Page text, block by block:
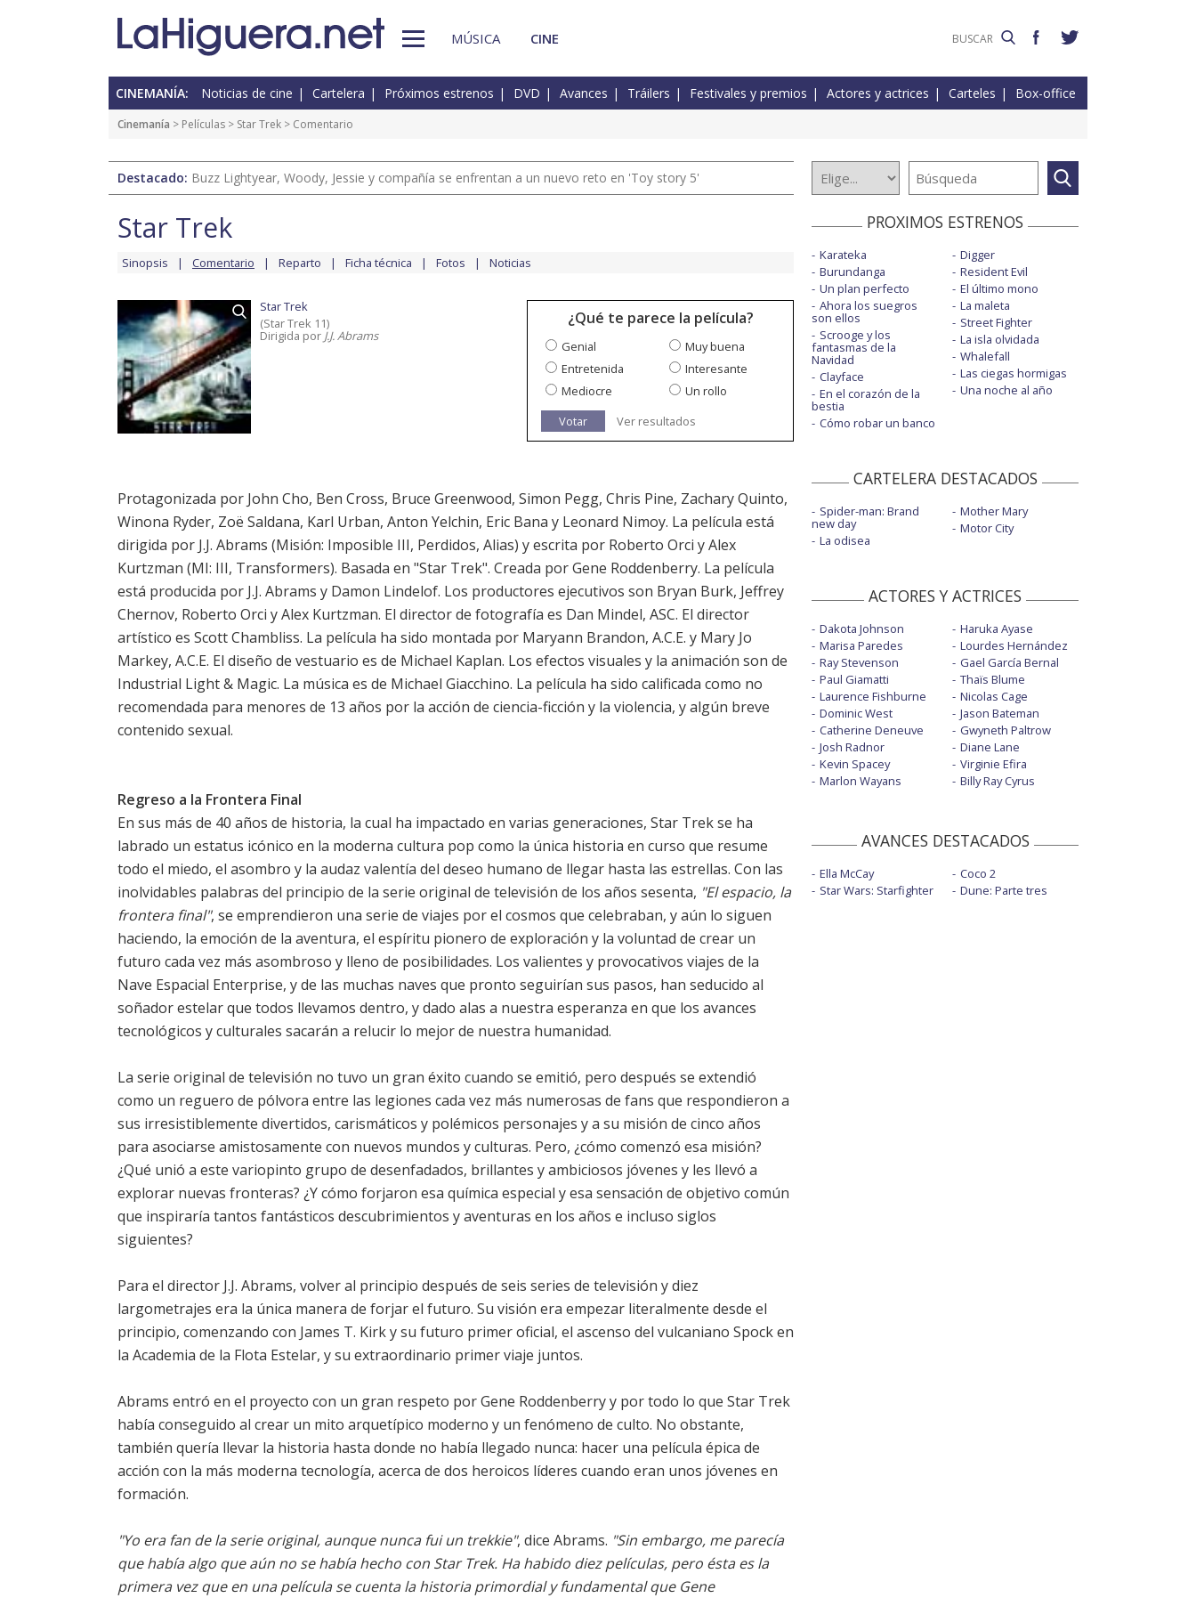
MÚSICA CINE
CINEMANÍA: Noticias de cine Cartelera Próximos estrenos DVD Avances Tráilers Festivales y premios Actores y actrices Carteles Box-office
Cinemanía > Películas > Star Trek > Comentario
Destacado: Buzz Lightyear, Woody, Jessie y compañía se enfrentan a un nuevo reto en 'Toy story 5'
Star Trek
Sinopsis Comentario Reparto Ficha técnica Fotos Noticias
Star Trek
(Star Trek 11)
Dirigida por J.J. Abrams
¿Qué te parece la película?
Genial
Muy buena
Entretenida
Interesante
Mediocre
Un rollo
Votar
Ver resultados
Protagonizada por John Cho, Ben Cross, Bruce Greenwood, Simon Pegg, Chris Pine, Zachary Quinto,
Winona Ryder, Zoë Saldana, Karl Urban, Anton Yelchin, Eric Bana y Leonard Nimoy. La película está
dirigida por J.J. Abrams (Misión: Imposible III, Perdidos, Alias) y escrita por Roberto Orci y Alex
Kurtzman (MI: III, Transformers). Basada en "Star Trek". Creada por Gene Roddenberry. La película
está producida por J.J. Abrams y Damon Lindelof. Los productores ejecutivos son Bryan Burk, Jeffrey
Chernov, Roberto Orci y Alex Kurtzman. El director de fotografía es Dan Mindel, ASC. El director
artístico es Scott Chambliss. La película ha sido montada por Maryann Brandon, A.C.E. y Mary Jo
Markey, A.C.E. El diseño de vestuario es de Michael Kaplan. Los efectos visuales y la animación son de
Industrial Light & Magic. La música es de Michael Giacchino. La película ha sido calificada como no
recomendada para menores de 13 años por la acción de ciencia-ficción y la violencia, y algún breve
contenido sexual.
Regreso a la Frontera Final
En sus más de 40 años de historia, la cual ha impactado en varias generaciones, Star Trek se ha
labrado un estatus icónico en la moderna cultura pop como la única historia en curso que resume
todo el miedo, el asombro y la audaz valentía del deseo humano de llegar hasta las estrellas. Con las
inolvidables palabras del principio de la serie original de televisión de los años sesenta, "El espacio, la
frontera final", se emprendieron una serie de viajes por el cosmos que celebraban, y aún lo siguen
haciendo, la emoción de la aventura, el espíritu pionero de exploración y la voluntad de crear un
futuro cada vez más asombroso y lleno de posibilidades. Los valientes y provocativos viajes de la
Nave Espacial Enterprise, y de las muchas naves que pronto seguirían sus pasos, han seducido al
soñador estelar que todos llevamos dentro, y dado alas a nuestra esperanza en que los avances
tecnológicos y culturales sacarán a relucir lo mejor de nuestra humanidad.
La serie original de televisión no tuvo un gran éxito cuando se emitió, pero después se extendió
como un reguero de pólvora entre las legiones cada vez más numerosas de fans que respondieron a
sus irresistiblemente divertidos, carismáticos y polémicos personajes y a su misión de cinco años
para asociarse amistosamente con nuevos mundos y culturas. Pero, ¿cómo comenzó esa misión?
¿Qué unió a este variopinto grupo de desenfadados, brillantes y ambiciosos jóvenes y les llevó a
explorar nuevas fronteras? ¿Y cómo forjaron esa química especial y esa sensación de objetivo común
que inspiraría tantos fantásticos descubrimientos y aventuras en los años e incluso siglos
siguientes?
Para el director J.J. Abrams, volver al principio después de seis series de televisión y diez
largometrajes era la única manera de forjar el futuro. Su visión era empezar literalmente desde el
principio, comenzando con James T. Kirk y su futuro primer oficial, el ascenso del vulcaniano Spock en
la Academia de la Flota Estelar, y su extraordinario primer viaje juntos.
Abrams entró en el proyecto con un gran respeto por Gene Roddenberry y por todo lo que Star Trek
había conseguido al crear un mito arquetípico moderno y un fenómeno de culto. No obstante,
también quería llevar la historia hasta donde no había llegado nunca: hacer una película épica de
acción con la más moderna tecnología, acerca de dos heroicos líderes cuando eran unos jóvenes en
formación.
"Yo era fan de la serie original, aunque nunca fui un trekkie", dice Abrams. "Sin embargo, me parecía
que había algo que aún no se había hecho con Star Trek. Ha habido diez películas, pero ésta es la
primera vez que en una película se cuenta la historia primordial y fundamental que Gene
PROXIMOS ESTRENOS
Karateka
Burundanga
Un plan perfecto
Ahora los suegros
son ellos
Scrooge y los
fantasmas de la
Navidad
Clayface
En el corazón de la
bestia
Cómo robar un banco
Digger
Resident Evil
El último mono
La maleta
Street Fighter
La isla olvidada
Whalefall
Las ciegas hormigas
Una noche al año
CARTELERA DESTACADOS
Spider-man: Brand
new day
La odisea
Mother Mary
Motor City
ACTORES Y ACTRICES
Dakota Johnson
Marisa Paredes
Ray Stevenson
Paul Giamatti
Laurence Fishburne
Dominic West
Catherine Deneuve
Josh Radnor
Kevin Spacey
Marlon Wayans
Haruka Ayase
Lourdes Hernández
Gael García Bernal
Thaïs Blume
Nicolas Cage
Jason Bateman
Gwyneth Paltrow
Diane Lane
Virginie Efira
Billy Ray Cyrus
AVANCES DESTACADOS
Ella McCay
Star Wars: Starfighter
Coco 2
Dune: Parte tres